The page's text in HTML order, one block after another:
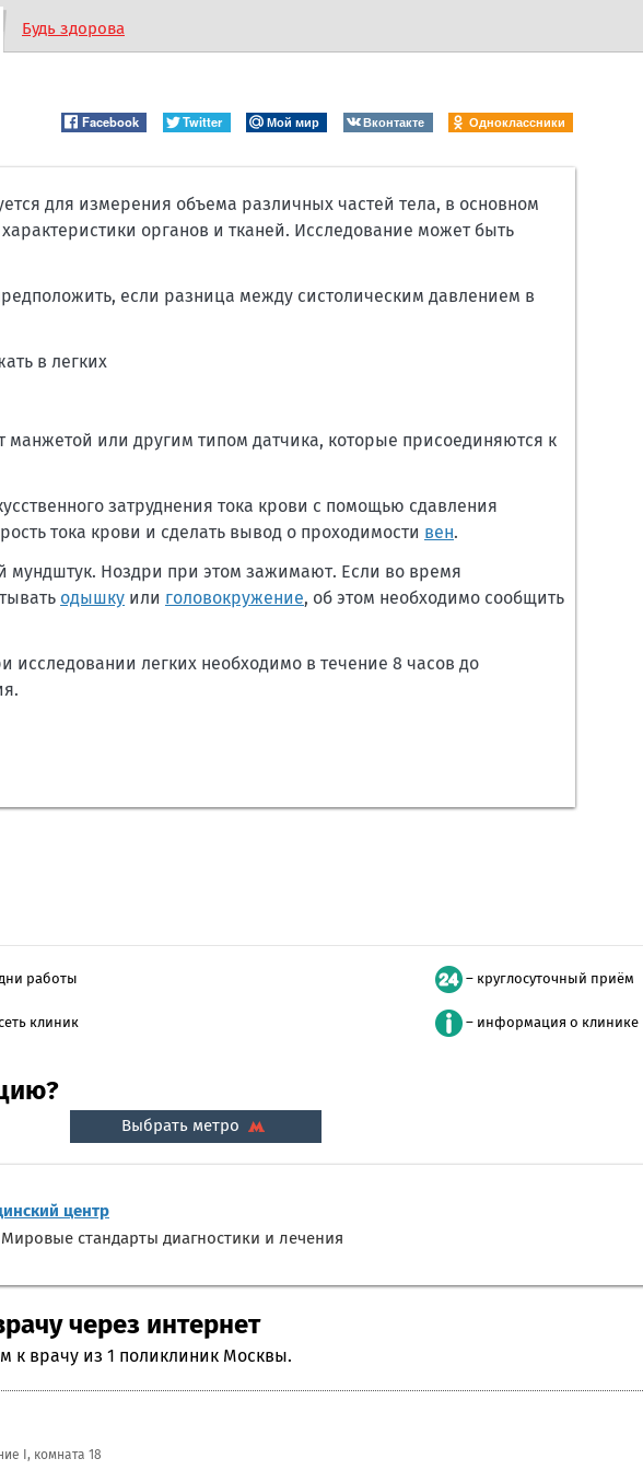
Будь здорова
Facebook Twitter Мой мир Вконтакте Одноклассники
для измерения объема различных частей тела, в основном
органов и тканей. Исследование может быть
если разница между систолическим давлением в
в легких
или другим типом датчика, которые присоединяются к
затруднения тока крови с помощью сдавления
тока крови и сделать вывод о проходимости вен.
мундштук. Ноздри при этом зажимают. Если во время
одышку или головокружение, об этом необходимо сообщить
исследовании легких необходимо в течение 8 часов до
работы – круглосуточный приём
клиник – информация о клинике
Выбрать метро
центр
стандарты диагностики и лечения
через интернет
к врачу из 1 поликлиник Москвы.
I, комната 18